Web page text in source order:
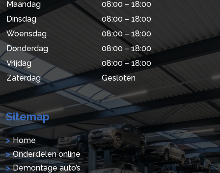
Maandag
08:00 – 18:00
Dinsdag
08:00 – 18:00
Woensdag
08:00 – 18:00
Donderdag
08:00 – 18:00
Vrijdag
08:00 – 18:00
Zaterdag
Gesloten
Sitemap
Home
Onderdelen online
Demontage auto’s